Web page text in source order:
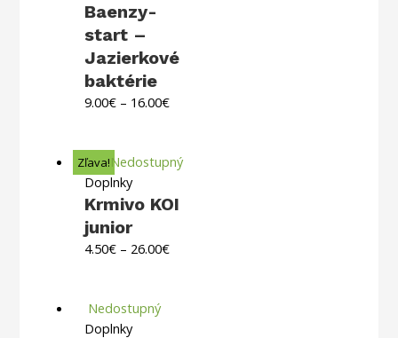
Baenzy-
start –
Jazierkové
baktérie
9.00€ – 16.00€
Zľava!Nedostupný
Doplnky
Krmivo KOI
junior
4.50€ – 26.00€
Nedostupný
Doplnky